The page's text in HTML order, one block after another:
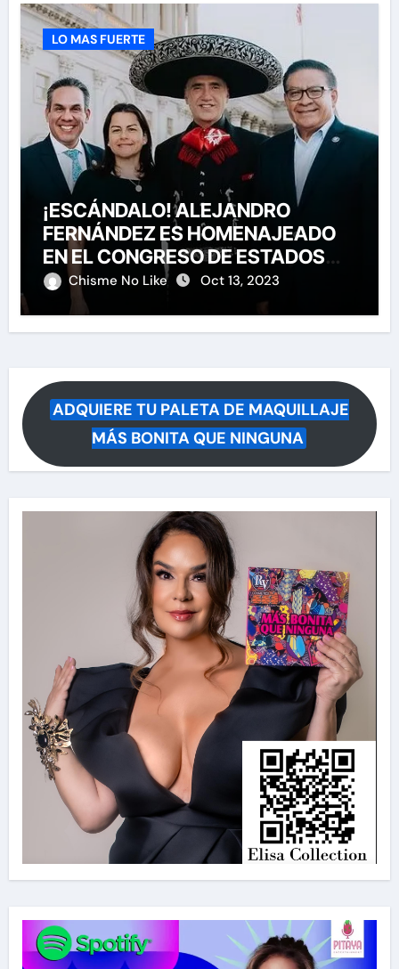
LO MAS FUERTE
¡ESCÁNDALO! ALEJANDRO
FERNÁNDEZ ES HOMENAJEADO
EN EL CONGRESO DE ESTADOS
UNIDOS
Chisme No Like Oct 13, 2023
ADQUIERE TU PALETA DE MAQUILLAJE
MÁS BONITA QUE NINGUNA